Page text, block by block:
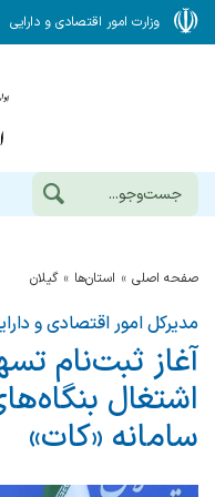
وزارت امور اقتصادی و دارایی
صفحه اصلی استان‌ها گيلان
مدیرکل امور اقتصادی و
آغاز ثبت‌نام
اشتغال
سامانه «کات»